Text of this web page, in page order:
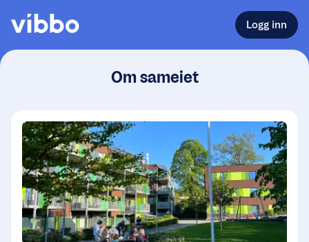
Logg inn
Om sameiet